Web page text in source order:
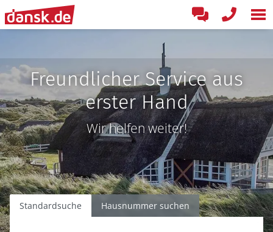
Freundlicher Service aus
erster Hand
Wir helfen weiter!
Standardsuche Hausnummer suchen